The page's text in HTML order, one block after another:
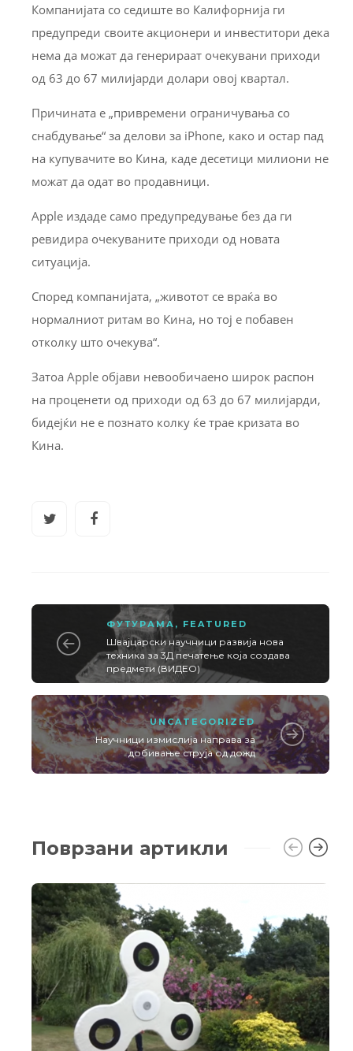
Компанијата со седиште во Калифорнија ги
предупреди своите акционери и инвеститори дека
нема да можат да генерираат очекувани приходи
од 63 до 67 милијарди долари овој квартал.
Причината е „привремени ограничувања со
снабдување“ за делови за iPhone, како и остар пад
на купувачите во Кина, каде десетици милиони не
можат да одат во продавници.
Apple издаде само предупредување без да ги
ревидира очекуваните приходи од новата
ситуација.
Според компанијата, „животот се враќа во
нормалниот ритам во Кина, но тој е побавен
отколку што очекува“.
Затоа Apple објави невообичаено широк распон
на проценети од приходи од 63 до 67 милијарди,
бидејќи не е познато колку ќе трае кризата во
Кина.
ФУТУРАМА , FEATURED
Швајцарски научници развија нова
техника за 3Д печатење која создава
предмети (ВИДЕО)
UNCATEGORIZED
Научници измислија направа за
добивање струја од дожд
Поврзани артикли